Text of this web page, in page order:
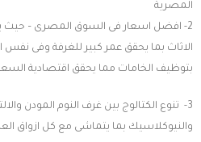
المصرية
2- افضل اسعار فى السوق المصرى –
الاثاث بما يحقق عمر كبير للغرفة وفى
بتوظيف الخامات مما يحقق اقتصادية
3- تنوع الكتالوج بين غرف النوم المودن
والنيوكلاسيك بما يتماشى مع كل ازواق